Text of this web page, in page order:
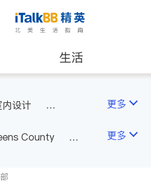
生活
房地产租售
内设计
地板建材
更多
County
更多